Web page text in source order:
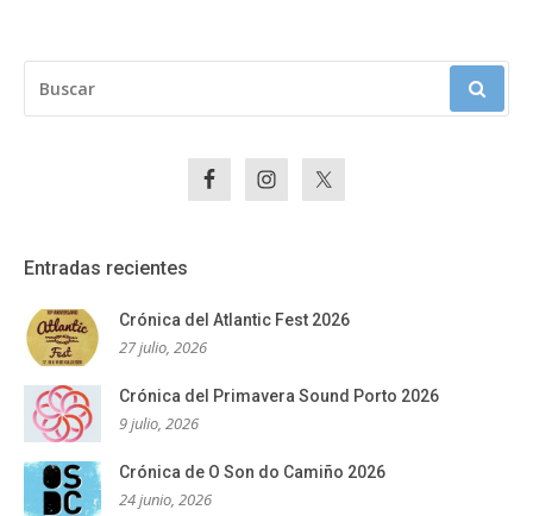
Entradas recientes
Crónica del Atlantic Fest 2026
27 julio, 2026
Crónica del Primavera Sound Porto 2026
9 julio, 2026
Crónica de O Son do Camiño 2026
24 junio, 2026